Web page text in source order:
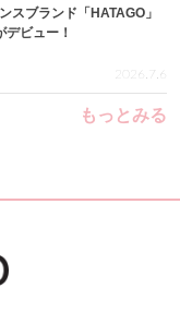
ブランド「HATAGO」
ビュー！
2026.7.6
もっとみる